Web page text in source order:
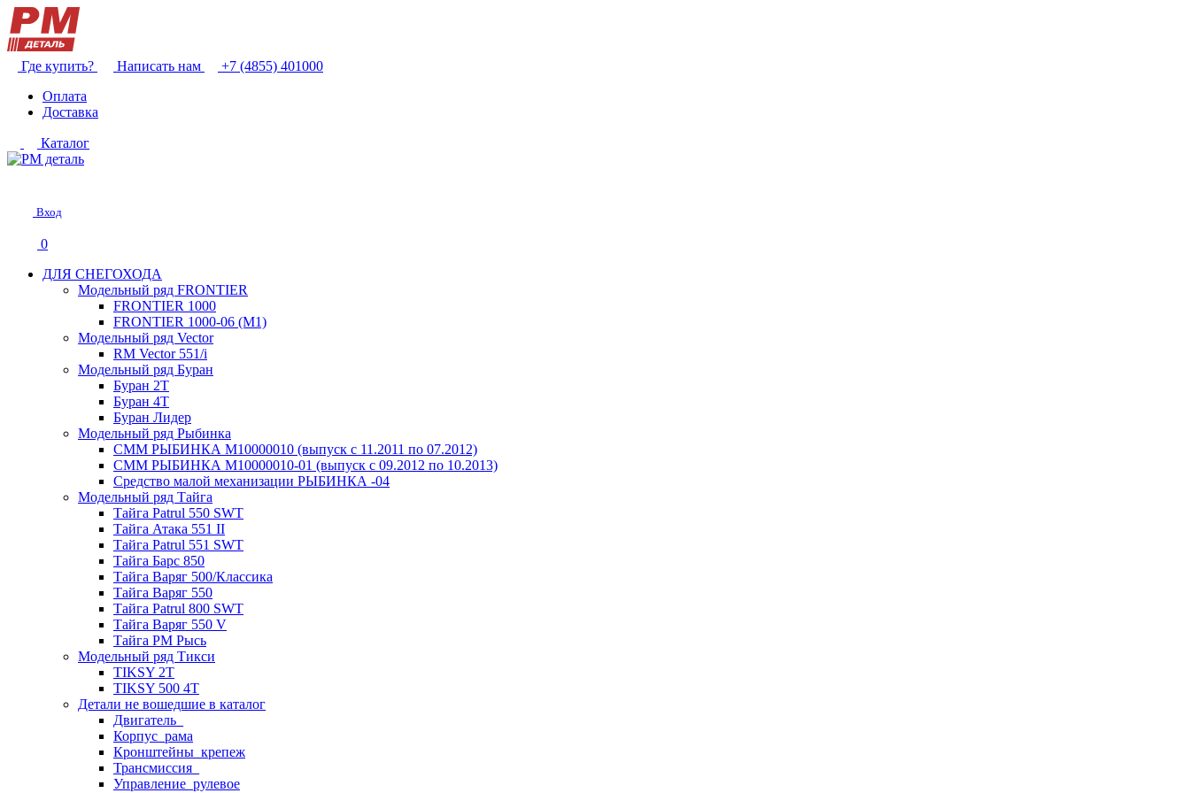
Где купить? Написать нам
+7 (4855) 401000
Оплата
Доставка
Каталог
Вход
0
ДЛЯ СНЕГОХОДА
Модельный ряд FRONTIER
FRONTIER 1000
FRONTIER 1000-06 (М1)
Модельный ряд Vector
RM Vector 551/i
Модельный ряд Буран
Буран 2Т
Буран 4Т
Буран Лидер
Модельный ряд Рыбинка
СММ РЫБИНКА M10000010 (выпуск с 11.2011 по 07.2012)
СММ РЫБИНКА M10000010-01 (выпуск с 09.2012 по 10.2013)
Средство малой механизации РЫБИНКА -04
Модельный ряд Тайга
Тайга Patrul 550 SWT
Тайга Атака 551 II
Тайга Patrul 551 SWT
Тайга Барс 850
Тайга Варяг 500/Классика
Тайга Варяг 550
Тайга Patrul 800 SWT
Тайга Варяг 550 V
Тайга РМ Рысь
Модельный ряд Тикси
TIKSY 2T
TIKSY 500 4T
Детали не вошедшие в каталог
Двигатель_
Корпус_рама
Кронштейны_крепеж
Трансмиссия_
Управление_рулевое